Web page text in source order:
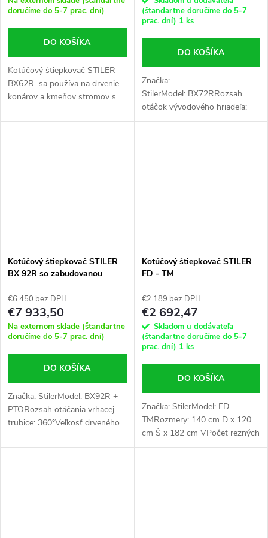
doručíme do 5-7 prac. dní)
DO KOŠÍKA
Kotúčový štiepkovač STILER
BX62R sa používa na drvenie
konárov a kmeňov stromov s
prísavkami do 30 cm . Novší...
(štandartne doručíme do 5-7
prac. dní) 1 ks
DO KOŠÍKA
Značka:
StilerModel: BX72RRozsah
otáčok vývodového hriadeľa:
540-1100 ot./minOtáčanie
Kotúčový štiepkovač STILER
BX 92R so zabudovanou
€6 450 bez DPH
€7 933,50
Na externom sklade (štandartne
doručíme do 5-7 prac. dní)
DO KOŠÍKA
Značka: StilerModel: BX92R +
PTORozsah otáčania vrhacej
trubice: 360°Veľkosť drveného
(maximálne 30 cm s
Kotúčový štiepkovač STILER
FD - TM
€2 189 bez DPH
€2 692,47
Skladom u dodávateľa
(štandartne doručíme do 5-7
prac. dní) 1 ks
DO KOŠÍKA
Značka: StilerModel: FD -
TMRozmery: 140 cm D x 120
cm Š x 182 cm VPočet rezných
nožov: 2 + 1